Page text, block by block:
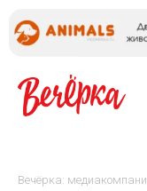
Вечёрка: